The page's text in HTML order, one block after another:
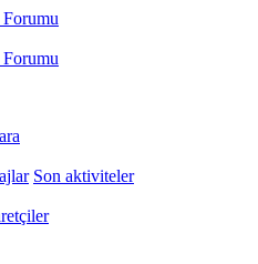
Son aktiviteler